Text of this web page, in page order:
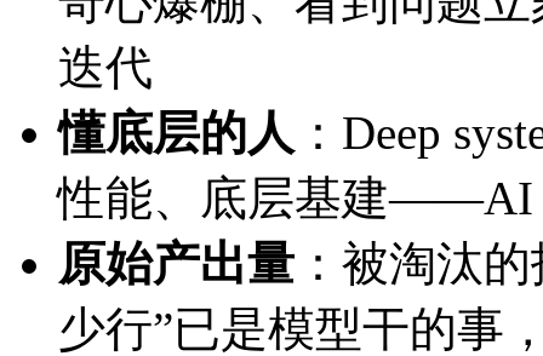
迭代
懂底层的人 ：Deep
性能、底层基建——AI
原始产出量 ：被淘汰
少行”已是模型干的事